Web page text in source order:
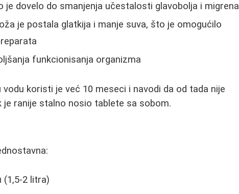
je dovelo do smanjenja učestalosti glavobolja i migrena
je postala glatkija i manje suva, što je omogućilo
funkcionisanja organizma
koristi je već 10 meseci i navodi da od tada nije
je ranije stalno nosio tablete sa sobom.
(1,5-2 litra)